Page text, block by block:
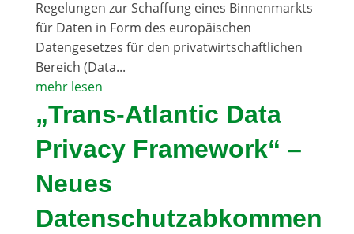
Regelungen zur Schaffung eines Binnenmarkts
für Daten in Form des europäischen
Datengesetzes für den privatwirtschaftlichen
Bereich (Data...
mehr lesen
„Trans-Atlantic Data
Privacy Framework“ –
Neues
Datenschutzabkommen